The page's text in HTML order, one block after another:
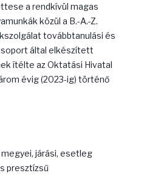
a rendkívül magas
közül a B.-A.-Z.
továbbtanulási és
által elkészített
ítélte az Oktatási Hivatal
évig (2023-ig) történő
járási, esetleg
presztízsű